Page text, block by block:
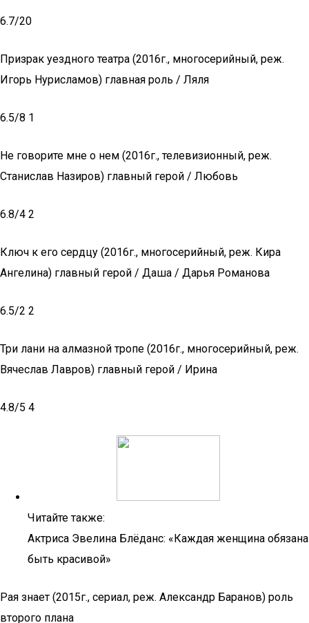
6.7/20
Призрак уездного театра (2016г., многосерийный, реж.
Игорь Нурисламов) главная роль / Ляля
6.5/8 1
Не говорите мне о нем (2016г., телевизионный, реж.
Станислав Назиров) главный герой / Любовь
6.8/4 2
Ключ к его сердцу (2016г., многосерийный, реж. Кира
Ангелина) главный герой / Даша / Дарья Романова
6.5/2 2
Три лани на алмазной тропе (2016г., многосерийный, реж.
Вячеслав Лавров) главный герой / Ирина
4.8/5 4
Читайте также:
Актриса Эвелина Блёданс: «Каждая женщина обязана
быть красивой»
Рая знает (2015г., сериал, реж. Александр Баранов) роль
второго плана